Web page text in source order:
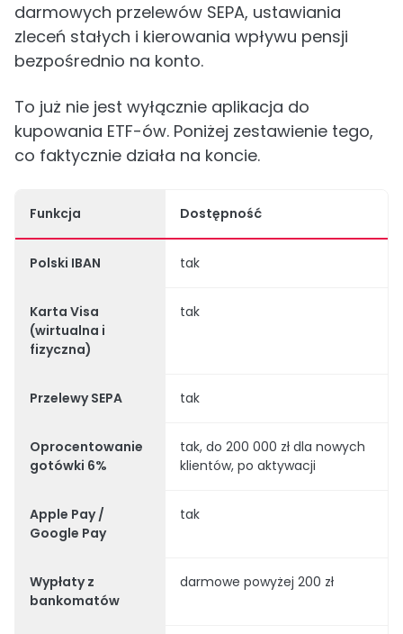
darmowych przelewów SEPA, ustawiania
zleceń stałych i kierowania wpływu pensji
bezpośrednio na konto.
To już nie jest wyłącznie aplikacja do
kupowania ETF-ów. Poniżej zestawienie tego,
co faktycznie działa na koncie.
Funkcja Dostępność
Polski IBAN tak
Karta Visa
(wirtualna i
fizyczna)
tak
Przelewy SEPA tak
Oprocentowanie
gotówki 6%
tak, do 200 000 zł dla nowych
klientów, po aktywacji
Apple Pay /
Google Pay
tak
Wypłaty z
bankomatów
darmowe powyżej 200 zł